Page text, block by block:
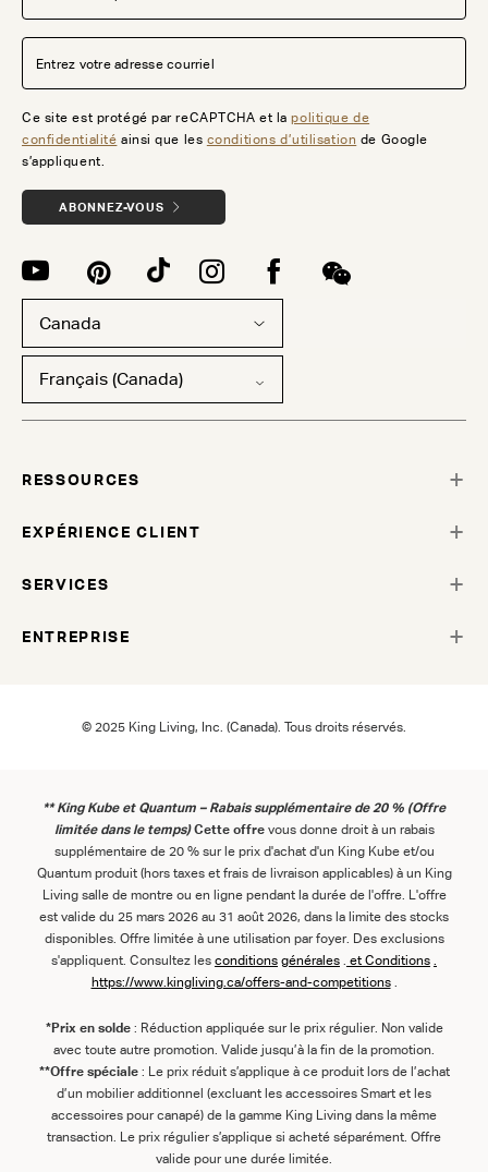
Ce site est protégé par reCAPTCHA et lapolitique de
confidentialité ainsi que les conditions d’utilisation de Google
s’appliquent.
ABONNEZ-VOUS
Canada
Français (Canada)
RESSOURCES
EXPÉRIENCE CLIENT
SERVICES
ENTREPRISE
© 2025 King Living, Inc. (Canada). Tous droits réservés.
** King Kube et Quantum – Rabais supplémentaire de 20 % (Offre
limitée dans le temps) Cette offrevous donne droit à un rabais
supplémentaire de 20 % sur le prix d'achat d'un King Kube et/ou
Quantum produit (hors taxes et frais de livraison applicables) à un King
Living salle de montre ou en ligne pendant la durée de l'offre. L'offre
est valide du 25 mars 2026 au 31 août 2026, dans la limite des stocks
disponibles. Offre limitée à une utilisation par foyer. Des exclusions
s'appliquent. Consultez les conditions générales . et Conditions .
https://www.kingliving.ca/offers-and-competitions.
*Prix en solde: Réduction appliquée sur le prix régulier. Non valide
avec toute autre promotion. Valide jusqu’à la fin de la promotion.
**Offre spéciale: Le prix réduit s’applique à ce produit lors de l’achat
d’un mobilier additionnel (excluant les accessoires Smart et les
accessoires pour canapé) de la gamme King Living dans la même
transaction. Le prix régulier s’applique si acheté séparément. Offre
valide pour une durée limitée.